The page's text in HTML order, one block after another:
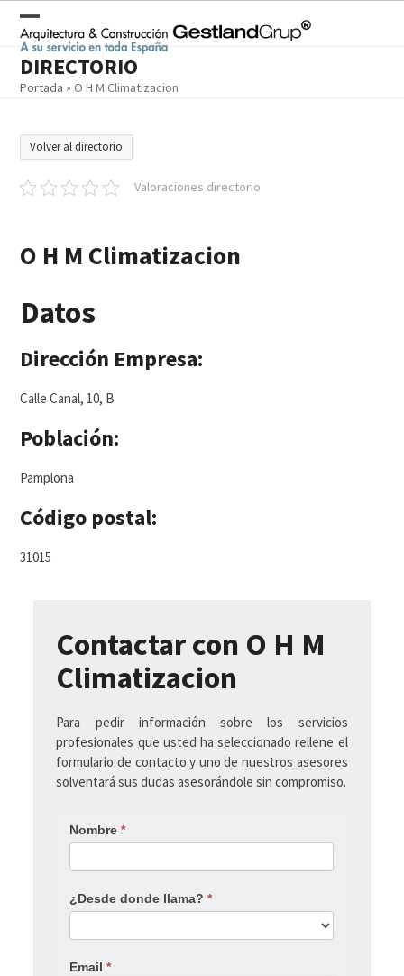
contentOpen
mobile
menu
Close
mobile
menu
DIRECTORIO
Portada » O H M Climatizacion
Volver al directorio
Valoraciones directorio
O H M Climatizacion
Datos
Dirección Empresa:
Calle Canal, 10, B
Población:
Pamplona
Código postal:
31015
Contactar con O H M
Climatizacion
Para pedir información sobre los servicios
profesionales que usted ha seleccionado rellene el
formulario de contacto y uno de nuestros asesores
solventará sus dudas asesorándole sin compromiso.
Nombre*
¿Desde donde llama?*
Email*